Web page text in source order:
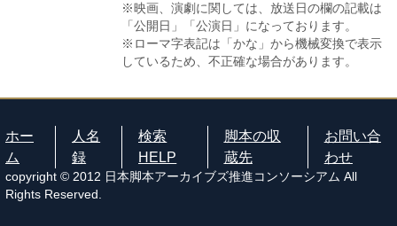
※映画、演劇に関しては、放送日の欄の記載は
「公開日」「公演日」になっております。
※ローマ字表記は「かな」から機械変換で表示
しているため、不正確な場合があります。
ホー
ム
人名
録
検索
HELP
脚本の収
蔵先
お問い合
わせ
copyright © 2012 日本脚本アーカイブズ推進コンソーシアム All
Rights Reserved.